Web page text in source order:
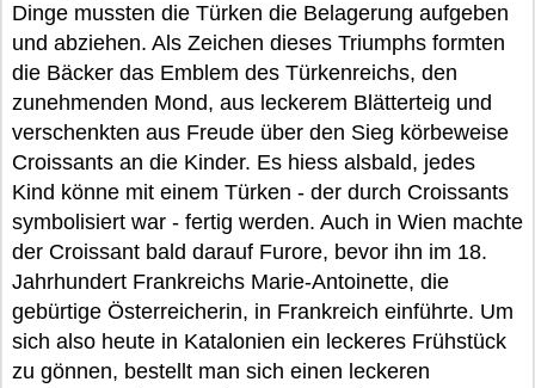
Dinge mussten die Türken die Belagerung aufgeben
und abziehen. Als Zeichen dieses Triumphs formten
die Bäcker das Emblem des Türkenreichs, den
zunehmenden Mond, aus leckerem Blätterteig und
verschenkten aus Freude über den Sieg körbeweise
Croissants an die Kinder. Es hiess alsbald, jedes
Kind könne mit einem Türken - der durch Croissants
symbolisiert war - fertig werden. Auch in Wien machte
der Croissant bald darauf Furore, bevor ihn im 18.
Jahrhundert Frankreichs Marie-Antoinette, die
gebürtige Österreicherin, in Frankreich einführte. Um
sich also heute in Katalonien ein leckeres Frühstück
zu gönnen, bestellt man sich einen leckeren